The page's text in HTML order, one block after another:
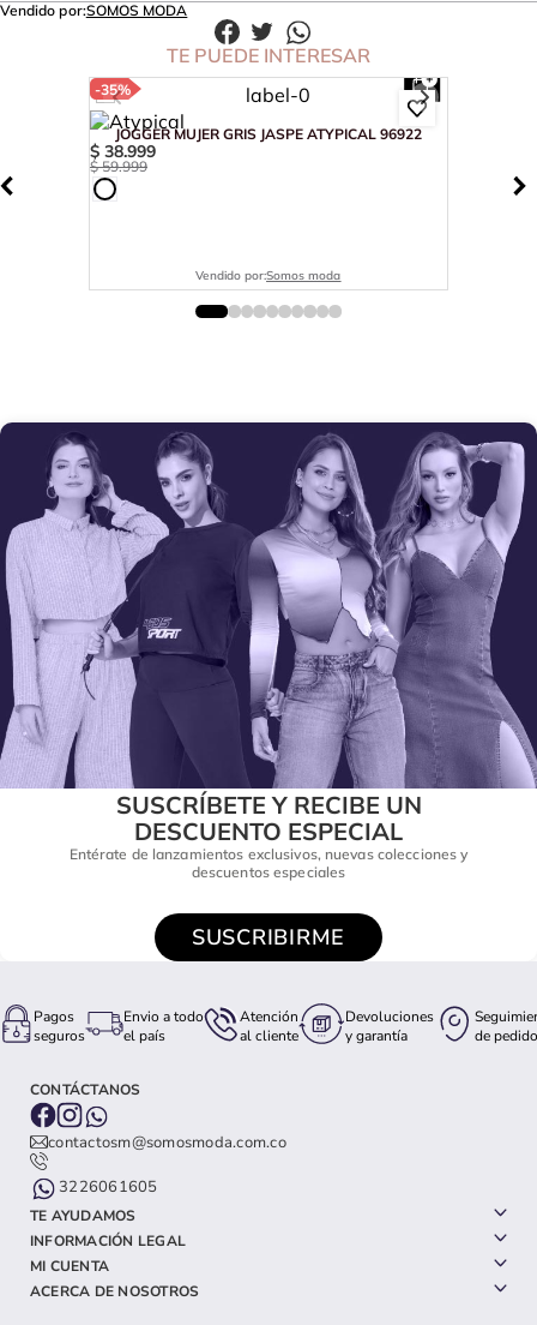
Vendido por:SOMOS MODA
TE PUEDE INTERESAR
-35%
JOGGER MUJER GRIS JASPE ATYPICAL 96922
$ 38.999
$ 59.999
Vendido por:Somos moda
SUSCRÍBETE Y RECIBE UN
DESCUENTO ESPECIAL
Entérate de lanzamientos exclusivos, nuevas colecciones y
descuentos especiales
SUSCRIBIRME
Pagos
seguros
Envio a todo
el país
Atención
al cliente
Devoluciones
y garantía
de pedido
CONTÁCTANOS
contactosm@somosmoda.com.co
3226061605
TE AYUDAMOS
INFORMACIÓN LEGAL
MI CUENTA
ACERCA DE NOSOTROS